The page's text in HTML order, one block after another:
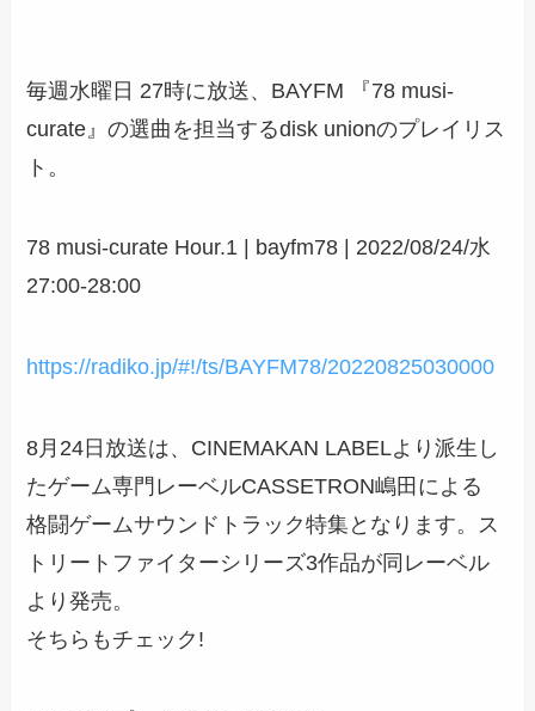
毎週水曜日 27時に放送、BAYFM 『78 musi-
curate』の選曲を担当するdisk unionのプレイリス
ト。
78 musi-curate Hour.1 | bayfm78 | 2022/08/24/水
27:00-28:00
https://radiko.jp/#!/ts/BAYFM78/20220825030000
8月24日放送は、CINEMAKAN LABELより派生し
たゲーム専門レーベルCASSETRON嶋田による
格闘ゲームサウンドトラック特集となります。ス
トリートファイターシリーズ3作品が同レーベル
より発売。
そちらもチェック!